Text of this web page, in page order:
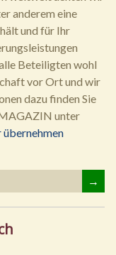
anderem eine
und für Ihr
Beteiligten wohl
vor Ort und wir
dazu finden Sie
unter
→